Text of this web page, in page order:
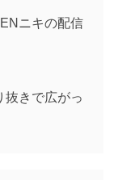
ニキの配信
抜きで広がっ